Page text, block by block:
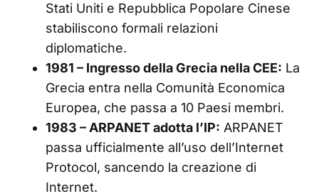
Stati Uniti e Repubblica Popolare Cinese
stabiliscono formali relazioni
diplomatiche.
1981 – Ingresso della Grecia nella CEE: La
Grecia entra nella Comunità Economica
Europea, che passa a 10 Paesi membri.
1983 – ARPANET adotta l’IP: ARPANET
passa ufficialmente all’uso dell’Internet
Protocol, sancendo la creazione di
Internet.